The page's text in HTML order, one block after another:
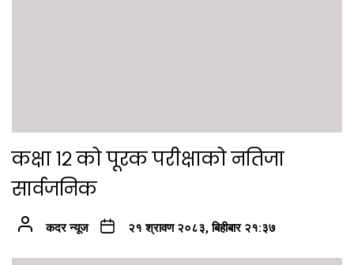
कक्षा १२ को पूरक परीक्षाको नतिजा
सार्वजनिक
कदर न्यूज २१ श्रावण २०८३, बिहीबार २१:३७